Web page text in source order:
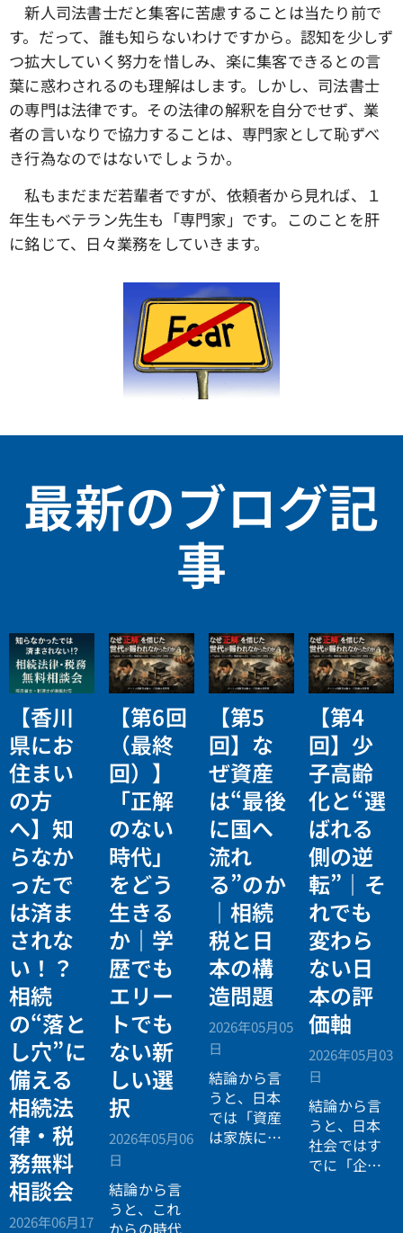
新人司法書士だと集客に苦慮することは当たり前で
す。だって、誰も知らないわけですから。認知を少しず
つ拡大していく努力を惜しみ、楽に集客できるとの言
葉に惑わされるのも理解はします。しかし、司法書士
の専門は法律です。その法律の解釈を自分でせず、業
者の言いなりで協力することは、専門家として恥ずべ
き行為なのではないでしょうか。
私もまだまだ若輩者ですが、依頼者から見れば、１
年生もベテラン先生も「専門家」です。このことを肝
に銘じて、日々業務をしていきます。
最新のブログ記
事
【香川
県にお
住まい
の方
へ】知
らなか
ったで
は済ま
されな
い！？
相続
の“落と
し穴”に
備える
相続法
律・税
務無料
相談会
2026年06月17
【第6回
（最終
回）】
「正解
のない
時代」
をどう
生きる
か｜学
歴でも
エリー
トでも
ない新
しい選
択
2026年05月06
日
結論から言
うと、これ
からの時代
【第5
回】な
ぜ資産
は“最後
に国へ
流れ
る”のか
｜相続
税と日
本の構
造問題
2026年05月05
日
結論から言
うと、日本
では「資産
は家族に引
【第4
回】少
子高齢
化と“選
ばれる
側の逆
転”｜そ
れでも
変わら
ない日
本の評
価軸
2026年05月03
日
結論から言
うと、日本
社会ではす
でに「企業